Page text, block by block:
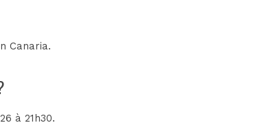
Canaria.
à 21h30.